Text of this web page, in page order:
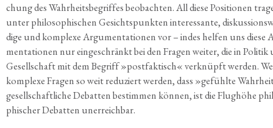
chung des Wahr­heits­be­grif­fes beob­ach­ten. All die­se Posi­tio­nen
unter phi­lo­so­phi­schen Gesichts­punk­ten inter­es­san­te,
di­ge und kom­ple­xe Argu­men­ta­tio­nen vor – indes hel­fen uns die­se
men­ta­tio­nen nur ein­ge­schränkt bei den Fra­gen wei­ter, die in Poli­tik
Gesell­schaft mit dem Begriff »post­fak­tisch« ver­knüpft wer­den.
kom­ple­xe Fra­gen so weit redu­ziert wer­den, dass »gefühl­te
gesell­schaft­li­che Debat­ten bestim­men kön­nen, ist die Flug­hö­he
phi­scher Debat­ten unerreichbar.